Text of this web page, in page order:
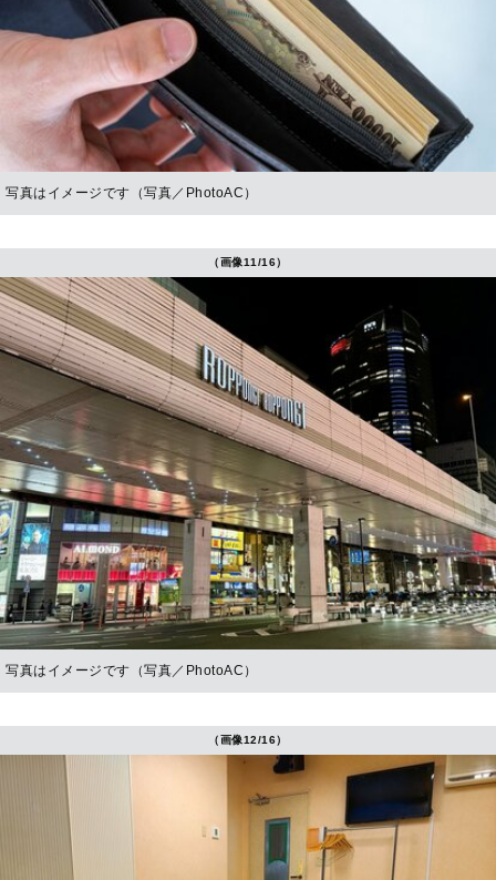
写真はイメージです（写真／PhotoAC）
（画像11/16）
写真はイメージです（写真／PhotoAC）
（画像12/16）